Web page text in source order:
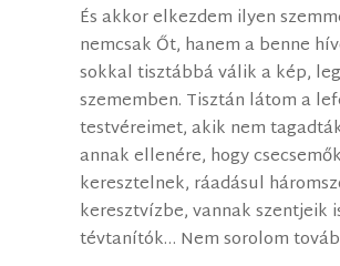
És akkor elkezdem ilyen
nemcsak Őt, hanem a benne
sokkal tisztábbá válik a kép,
szememben. Tisztán látom a
testvéreimet, akik nem
annak ellenére, hogy
keresztelnek, ráadásul
keresztvízbe, vannak szentjeik
tévtanítók… Nem sorolom